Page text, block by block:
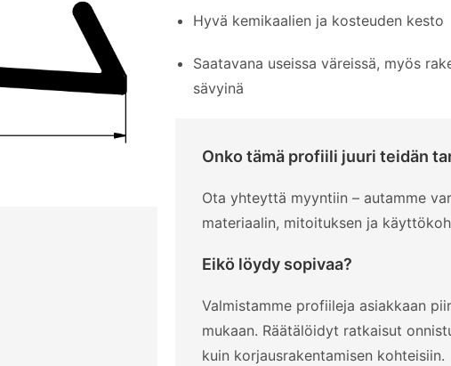
Hyvä kemikaalien ja kosteuden kesto
Saatavana useissa väreissä, myös
sävyinä
Onko tämä profiili juuri teidän
Ota yhteyttä myyntiin – autamme
materiaalin, mitoituksen ja
Eikö löydy sopivaa?
Valmistamme profiileja asiakkaan
mukaan. Räätälöidyt ratkaisut
kuin korjausrakentamisen kohteisiin.